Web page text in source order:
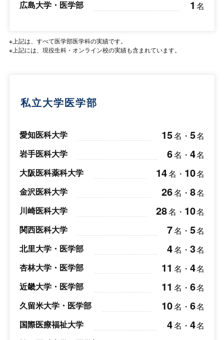
広島大学・医学部 1 名
※上記は、すべて医学部医学科の実績です。
※上記には、現役生科・オンライン校の実績も含まれています。
私立大学医学部
愛知医科大学 15名 ・5名
岩手医科大学
6名 ・4名
大阪医科薬科大学
14名 ・ 10名
金沢医科大学
26名 ・8名
川崎医科大学
28名 ・ 10名
関西医科大学
7名 ・5名
北里大学・医学部
4名 ・3名
杏林大学・医学部
11 名 ・4名
近畿大学・医学部
11 名 ・6名
久留米大学・医学部
10名 ・6名
国際医療福祉大学
4名 ・4名